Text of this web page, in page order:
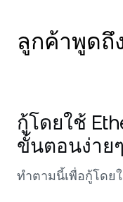
ลูกค้าพูดถึ
ช่วยเหลือทุกครั้
แนะนำต่อ โดยเ
ปลอดภัยระดับก
ทรัพย์สินเบื้องหลั
เงินลงทุนไว้ ทำ
กู้โดยใช้
ขั้นตอนง่ายๆ
ทำตามนี้เพื่อกู้โดย